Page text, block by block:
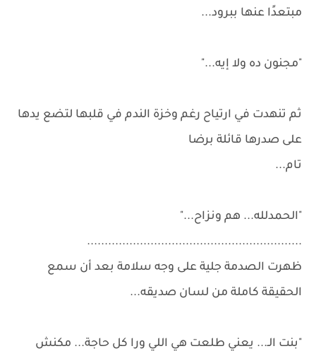
مبتعدًا عنها ببرود...
"مجنون ده ولا إيه..."
ثم تنهدت في ارتياح رغم وخزة الندم في قلبها لتضع يدها
على صدرها قائلة برضا
تام...
"الحمدلله... هم ونزاح..."
.............................................................
ظهرت الصدمة جلية على وجه سلامة بعد أن سمع
الحقيقة كاملة من لسان صديقه...
"بنت الـ... يعني طلعت هي اللي ورا كل حاجة... مكنش